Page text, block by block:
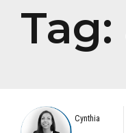
Tag:
Cynthia